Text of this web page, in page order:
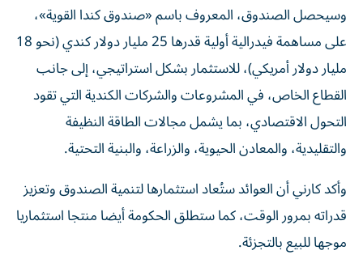
وسيحصل الصندوق، المعروف باسم «صندوق كندا القوية»،
على مساهمة فيدرالية أولية قدرها 25 مليار دولار كندي (نحو 18
مليار دولار أمريكي)، للاستثمار بشكل استراتيجي، إلى جانب
القطاع الخاص، في المشروعات والشركات الكندية التي تقود
التحول الاقتصادي، بما يشمل مجالات الطاقة النظيفة
والتقليدية، والمعادن الحيوية، والزراعة، والبنية التحتية.
وأكد كارني أن العوائد ستُعاد استثمارها لتنمية الصندوق وتعزيز
قدراته بمرور الوقت، كما ستطلق الحكومة أيضا منتجا استثماريا
موجها للبيع بالتجزئة.